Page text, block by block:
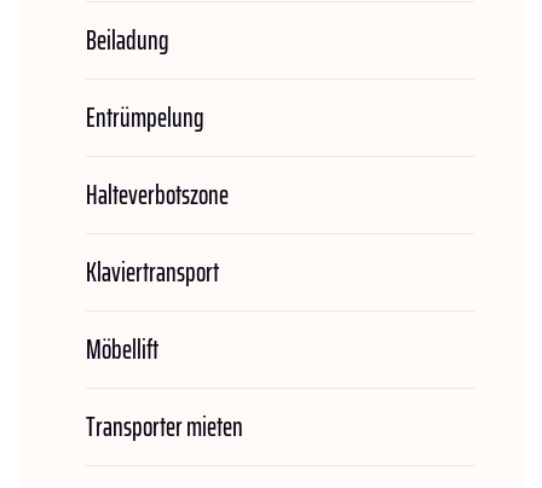
Beiladung
Entrümpelung
Halteverbotszone
Klaviertransport
Möbellift
Transporter mieten